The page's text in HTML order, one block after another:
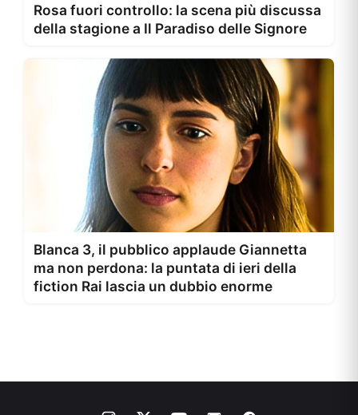
Rosa fuori controllo: la scena più discussa
della stagione a Il Paradiso delle Signore
Blanca 3, il pubblico applaude Giannetta
ma non perdona: la puntata di ieri della
fiction Rai lascia un dubbio enorme